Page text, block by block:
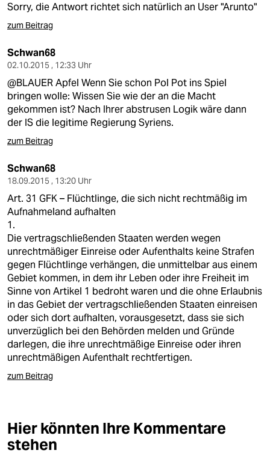
berlin
wahrheit
verlag
verlag
veranstaltungen
shop
fragen & hilfe
unterstützen
abo
genossenschaft
epaper login
Sorry, die Antwort richtet sich natürlich an User "Arunto"
zum Beitrag
Schwan68
02.10.2015 , 12:33 Uhr
@BLAUER Apfel Wenn Sie schon Pol Pot ins Spiel
bringen wolle: Wissen Sie wie der an die Macht
gekommen ist? Nach Ihrer abstrusen Logik wäre dann
der IS die legitime Regierung Syriens.
zum Beitrag
Schwan68
18.09.2015 , 13:20 Uhr
Art. 31 GFK – Flüchtlinge, die sich nicht rechtmäßig im
Aufnahmeland aufhalten
1.
Die vertragschließenden Staaten werden wegen
unrechtmäßiger Einreise oder Aufenthalts keine Strafen
gegen Flüchtlinge verhängen, die unmittelbar aus einem
Gebiet kommen, in dem ihr Leben oder ihre Freiheit im
Sinne von Artikel 1 bedroht waren und die ohne Erlaubnis
in das Gebiet der vertragschließenden Staaten einreisen
oder sich dort aufhalten, vorausgesetzt, dass sie sich
unverzüglich bei den Behörden melden und Gründe
darlegen, die ihre unrechtmäßige Einreise oder ihren
unrechtmäßigen Aufenthalt rechtfertigen.
zum Beitrag
Hier könnten Ihre Kommentare
stehen